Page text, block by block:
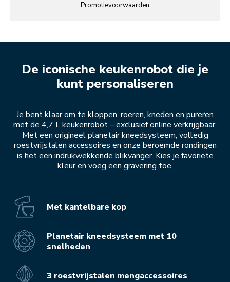
Promotievoorwaarden
De iconische keukenrobot die je
kunt personaliseren
Je bent klaar om te kloppen, roeren, kneden en pureren
met de 4,7 L keukenrobot – exclusief online verkrijgbaar.
Met een origineel planetair kneedsysteem, volledig
roestvrijstalen accessoires en onze beroemde rondingen
is het een indrukwekkende blikvanger. Kies je favoriete
kleur en voeg een gravering toe.
Met kantelbare kop
Planetair kneedsysteem met 10
snelheden
3 roestvrijstalen mengaccessoires